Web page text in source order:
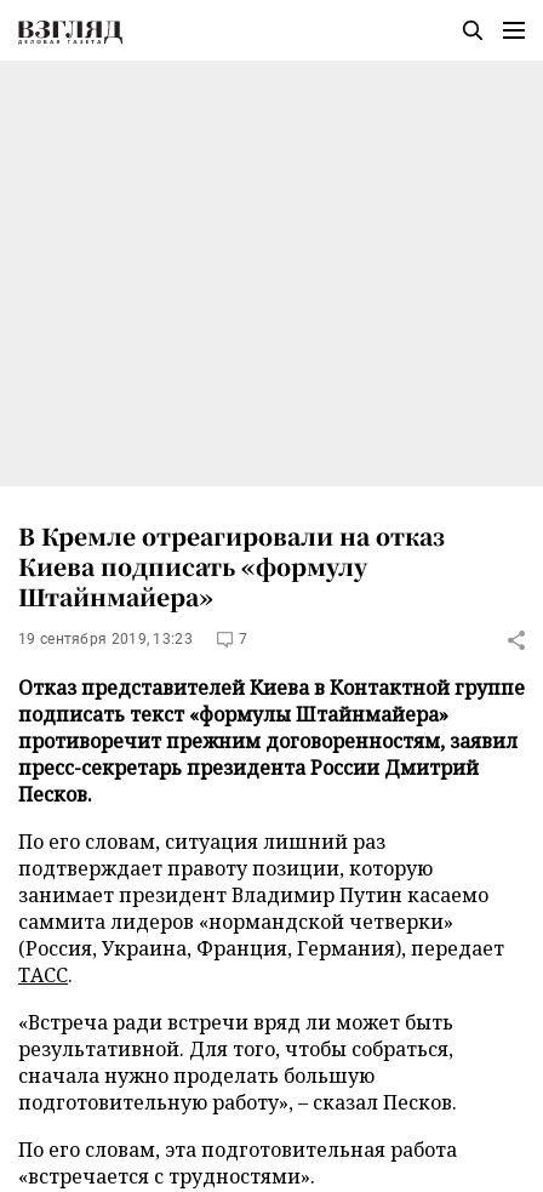
В Кремле отреагировали на отказ
Киева подписать «формулу
Штайнмайера»
19 сентября 2019, 13:23 7
Отказ представителей Киева в Контактной группе
подписать текст «формулы Штайнмайера»
противоречит прежним договоренностям, заявил
пресс-секретарь президента России Дмитрий
Песков.
По его словам, ситуация лишний раз
подтверждает правоту позиции, которую
занимает президент Владимир Путин касаемо
саммита лидеров «нормандской четверки»
(Россия, Украина, Франция, Германия), передает
ТАСС.
«Встреча ради встречи вряд ли может быть
результативной. Для того, чтобы собраться,
сначала нужно проделать большую
подготовительную работу», – сказал Песков.
По его словам, эта подготовительная работа
«встречается с трудностями».